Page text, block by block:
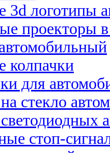
3d логотипы
проекторы
колпачки
для
стекло
стоп-